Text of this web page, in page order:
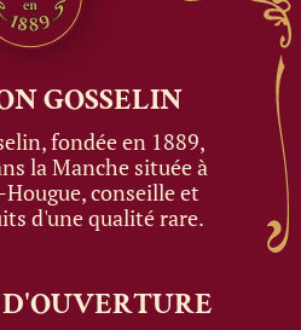
GOSSELIN
fondée en 1889,
la Manche située à
conseille et
d'une qualité rare.
D'OUVERTURE